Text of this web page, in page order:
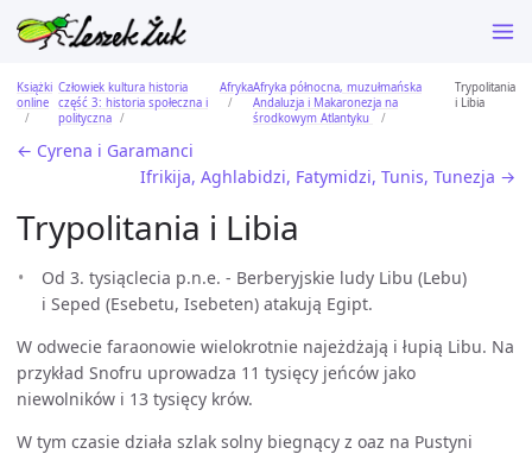
Książki
online
Człowiek kultura historia
część 3: historia społeczna i
polityczna
AfrykaAfryka północna, muzułmańska
Andaluzja i Makaronezja na
środkowym Atlantyku
Trypolitania
i Libia
← Cyrena i Garamanci
Ifrikija, Aghlabidzi, Fatymidzi, Tunis, Tunezja →
Trypolitania i Libia
Od 3. tysiąclecia p.n.e. - Berberyjskie ludy Libu (Lebu)
i Seped (Esebetu, Isebeten) atakują Egipt.
W odwecie faraonowie wielokrotnie najeżdżają i łupią Libu. Na
przykład Snofru uprowadza 11 tysięcy jeńców jako
niewolników i 13 tysięcy krów.
W tym czasie działa szlak solny biegnący z oaz na Pustyni